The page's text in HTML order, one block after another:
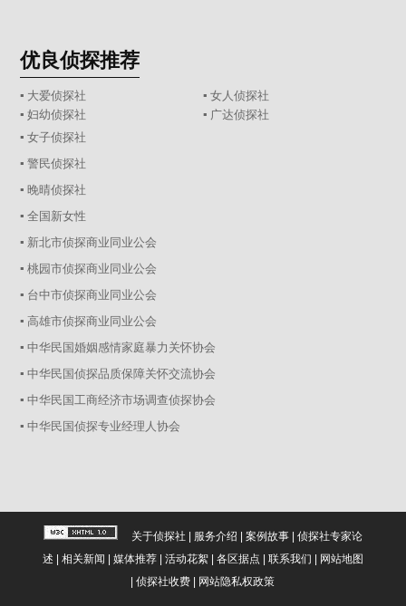
优良侦探推荐
▪ 大爱侦探社
▪ 女人侦探社
▪ 妇幼侦探社
▪ 广达侦探社
▪ 女子侦探社
▪ 警民侦探社
▪ 晚晴侦探社
▪ 全国新女性
▪ 新北市侦探商业同业公会
▪ 桃园市侦探商业同业公会
▪ 台中市侦探商业同业公会
▪ 高雄市侦探商业同业公会
▪ 中华民国婚姻感情家庭暴力关怀协会
▪ 中华民国侦探品质保障关怀交流协会
▪ 中华民国工商经济市场调查侦探协会
▪ 中华民国侦探专业经理人协会
关于侦探社 | 服务介绍 | 案例故事| 侦探社专家论
述 | 相关新闻 | 媒体推荐| 活动花絮| 各区据点 | 联系我们 | 网站地图
|侦探社收费 | 网站隐私权政策